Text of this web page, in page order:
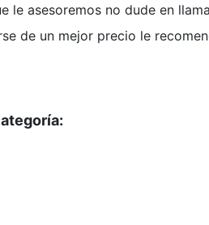
le asesoremos no dude en
de un mejor precio le